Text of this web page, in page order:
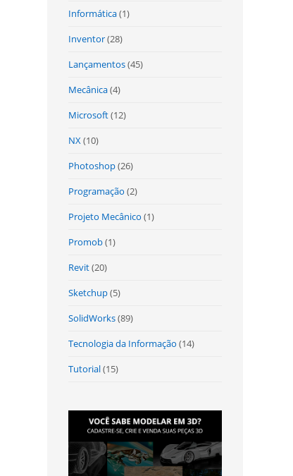
Informática(1)
Inventor(28)
Lançamentos(45)
Mecânica(4)
Microsoft(12)
NX(10)
Photoshop(26)
Programação (2)
Projeto Mecânico (1)
Promob(1)
Revit(20)
Sketchup(5)
SolidWorks(89)
Tecnologia da Informação (14)
Tutorial(15)